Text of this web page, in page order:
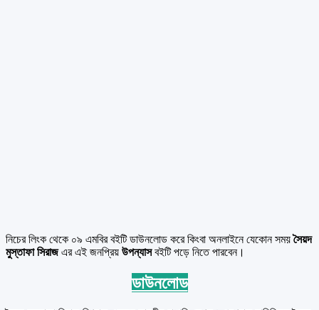
নিচের লিংক থেকে ০৯ এমবির বইটি ডাউনলোড করে কিংবা অনলাইনে যেকোন সময়সৈয়দ
মুস্তাফা সিরাজএর এই জনপ্রিয় উপন্যাসবইটি পড়ে নিতে পারবেন।
ডাউনলোড